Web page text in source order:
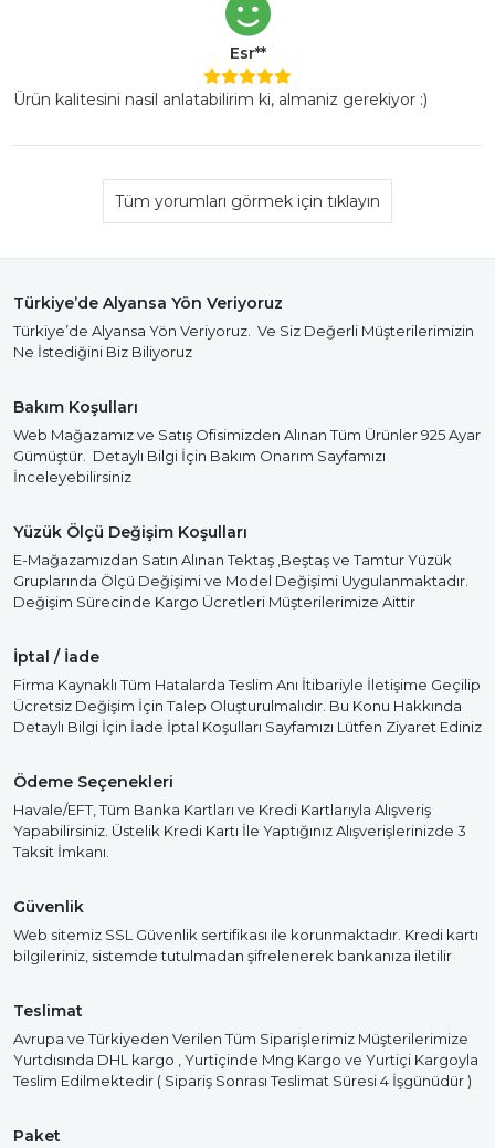
Esr**
Ürün kalitesini nasil anlatabilirim ki, almaniz gerekiyor :)
Tüm yorumları görmek için tıklayın
Türkiye’de Alyansa Yön Veriyoruz
Türkiye’de Alyansa Yön Veriyoruz. Ve Siz Değerli Müşterilerimizin
Ne İstediğini Biz Biliyoruz
Bakım Koşulları
Web Mağazamız ve Satış Ofisimizden Alınan Tüm Ürünler 925 Ayar
Gümüştür. Detaylı Bilgi İçin Bakım Onarım Sayfamızı
İnceleyebilirsiniz
Yüzük Ölçü Değişim Koşulları
E-Mağazamızdan Satın Alınan Tektaş ,Beştaş ve Tamtur Yüzük
Gruplarında Ölçü Değişimi ve Model Değişimi Uygulanmaktadır.
Değişim Sürecinde Kargo Ücretleri Müşterilerimize Aittir
İptal / İade
Firma Kaynaklı Tüm Hatalarda Teslim Anı İtibariyle İletişime Geçilip
Ücretsiz Değişim İçin Talep Oluşturulmalıdır. Bu Konu Hakkında
Detaylı Bilgi İçin İade İptal Koşulları Sayfamızı Lütfen Ziyaret Ediniz
Ödeme Seçenekleri
Havale/EFT, Tüm Banka Kartları ve Kredi Kartlarıyla Alışveriş
Yapabilirsiniz. Üstelik Kredi Kartı İle Yaptığınız Alışverişlerinizde 3
Taksit İmkanı.
Güvenlik
Web sitemiz SSL Güvenlik sertifikası ile korunmaktadır. Kredi kartı
bilgileriniz, sistemde tutulmadan şifrelenerek bankanıza iletilir
Teslimat
Avrupa ve Türkiyeden Verilen Tüm Siparişlerimiz Müşterilerimize
Yurtdısında DHL kargo , Yurtiçinde Mng Kargo ve Yurtiçi Kargoyla
Teslim Edilmektedir ( Sipariş Sonrası Teslimat Süresi 4 İşgünüdür )
Paket